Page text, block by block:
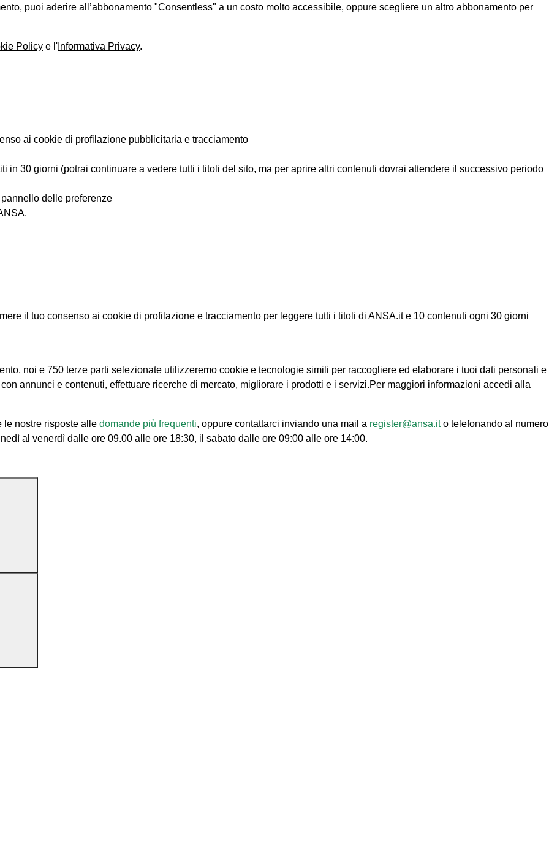
puoi aderire all’abbonamento "Consentless" a un costo molto accessibile, oppure scegliere un altro abbonamento per
Policy e l' Informativa Privacy.
ai cookie di profilazione pubblicitaria e tracciamento
in 30 giorni (potrai continuare a vedere tutti i titoli del sito, ma per aprire altri contenuti dovrai attendere il successivo periodo
delle preferenze
il tuo consenso ai cookie di profilazione e tracciamento per leggere tutti i titoli di ANSA.it e 10 contenuti ogni 30 giorni
noi e 750 terze parti selezionate utilizzeremo cookie e tecnologie simili per raccogliere ed elaborare i tuoi dati personali e
annunci e contenuti, effettuare ricerche di mercato, migliorare i prodotti e i servizi.Per maggiori informazioni accedi alla
le nostre risposte alle domande più frequenti, oppure contattarci inviando una mail a register@ansa.ito telefonando al numero
al venerdì dalle ore 09.00 alle ore 18:30, il sabato dalle ore 09:00 alle ore 14:00.